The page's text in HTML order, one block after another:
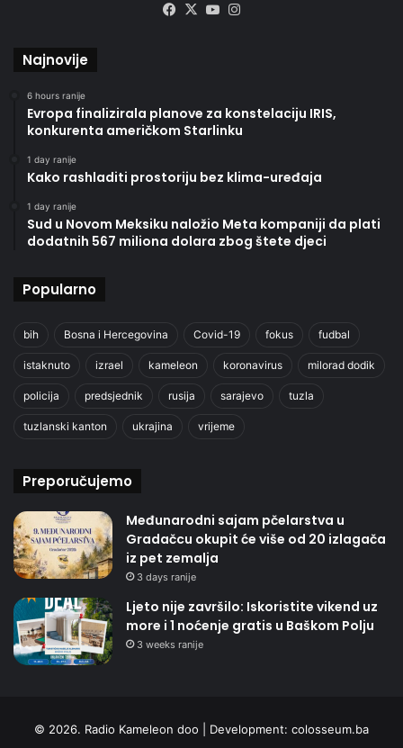
Facebook
X YouTube
Najnovije
6 hours ranije
Evropa finalizirala planove za konstelaciju IRIS,
konkurenta američkom Starlinku
1 day ranije
Kako rashladiti prostoriju bez klima-uređaja
1 day ranije
Sud u Novom Meksiku naložio Meta kompaniji da plati
dodatnih 567 miliona dolara zbog štete djeci
Popularno
bih Bosna i Hercegovina Covid-19 fokus fudbal
istaknuto izrael kameleon koronavirus milorad dodik
policija predsjednik rusija sarajevo tuzla
tuzlanski kanton ukrajina vrijeme
Preporučujemo
Međunarodni sajam pčelarstva u
Gradačcu okupit će više od 20 izlagača
iz pet zemalja
3 days ranije
Ljeto nije završilo: Iskoristite vikend uz
more i 1 noćenje gratis u Baškom Polju
3 weeks ranije
© 2026. Radio Kameleon doo | Development: colosseum.ba